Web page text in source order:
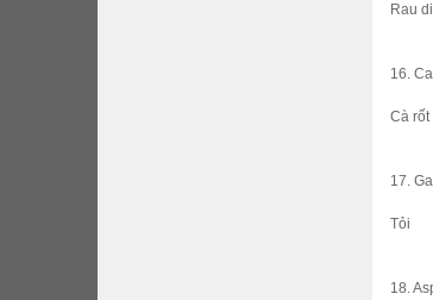
Rau
16.
Cà rốt
17.
Tỏi
18.